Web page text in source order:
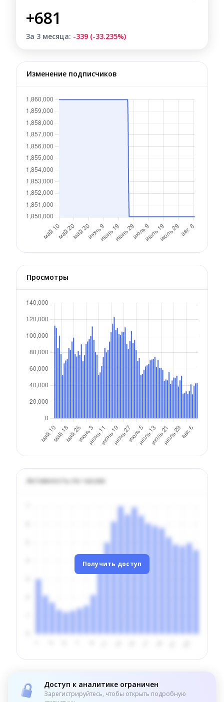
+681
За 3 месяца: -339 (-33.235%)
Изменение подписчиков
Просмотры
Активность по часам
Получить доступ
Доступ к аналитике ограничен
Зарегистрируйтесь, чтобы открыть подробную